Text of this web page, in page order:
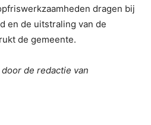
dragen bij
en de uitstraling van de
de gemeente.
de redactie van